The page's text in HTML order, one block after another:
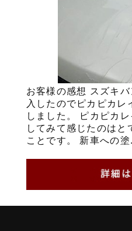
お客様の感想 スズキ
入したのでピカピカレ
しました。 ピカピカ
してみて感じたのはと
ことです。 新車への塗